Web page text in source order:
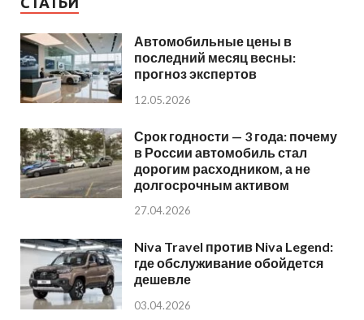
Автомобильные цены в
последний месяц весны:
прогноз экспертов
12.05.2026
Срок годности — 3 года: почему
в России автомобиль стал
дорогим расходником, а не
долгосрочным активом
27.04.2026
Niva Travel против Niva Legend:
где обслуживание обойдется
дешевле
03.04.2026